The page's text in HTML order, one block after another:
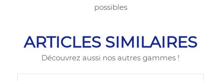
possibles
ARTICLES SIMILAIRES
Découvrez aussi nos autres gammes !